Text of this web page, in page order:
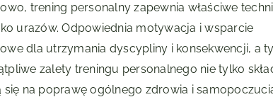
trening personalny zapewnia właściwe
urazów. Odpowiednia motywacja i wsparcie
dla utrzymania dyscypliny i konsekwencji, a
zalety treningu personalnego nie tylko
się na poprawę ogólnego zdrowia i